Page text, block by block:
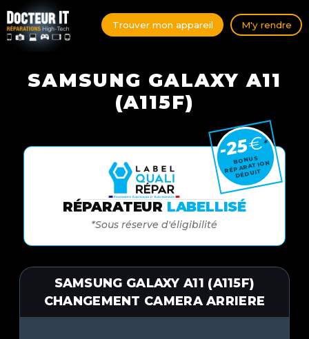
Trouver mon appareil M'y rendre
SAMSUNG GALAXY A11
(A115F)
RÉPARATEUR LABELLISÉ
*Sous réserve d'éligibilité
-25€*
BONUS
RÉPARATION
DÉDUIT
SAMSUNG GALAXY A11 (A115F)
CHANGEMENT CAMERA ARRIERE